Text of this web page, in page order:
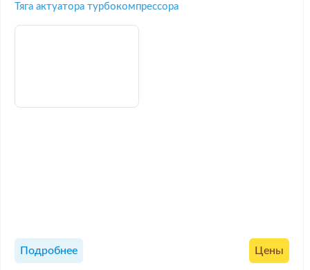
Тяга актуатора турбокомпрессора
Подробнее Цены